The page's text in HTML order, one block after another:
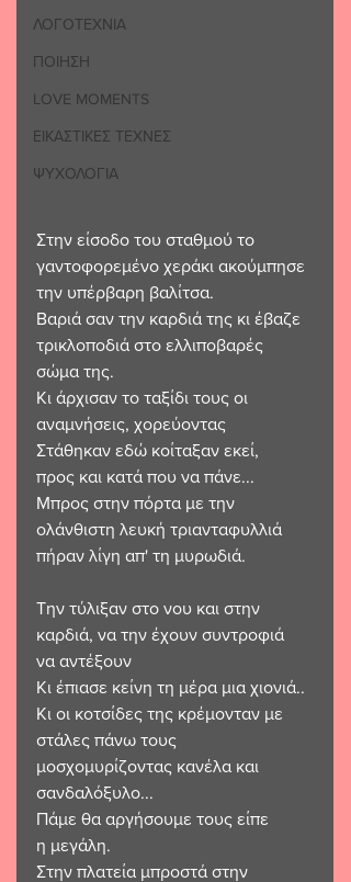
ΛΟΓΟΤΕΧΝΙΑ
ΠΟΙΗΣΗ
LOVE MOMENTS
ΕΙΚΑΣΤΙΚΕΣ ΤΕΧΝΕΣ
ΨΥΧΟΛΟΓΙΑ
Στην είσοδο του σταθμού το
γαντοφορεμένο χεράκι ακούμπησε
την υπέρβαρη βαλίτσα.
Βαριά σαν την καρδιά της κι έβαζε
τρικλοποδιά στο ελλιποβαρές
σώμα της.
Κι άρχισαν το ταξίδι τους οι
αναμνήσεις, χορεύοντας
Στάθηκαν εδώ κοίταξαν εκεί,
προς και κατά που να πάνε...
Μπρος στην πόρτα με την
ολάνθιστη λευκή τριανταφυλλιά
πήραν λίγη απ' τη μυρωδιά.
Την τύλιξαν στο νου και στην
καρδιά, να την έχουν συντροφιά
να αντέξουν
Κι έπιασε κείνη τη μέρα μια χιονιά..
Κι οι κοτσίδες της κρέμονταν με
στάλες πάνω τους
μοσχομυρίζοντας κανέλα και
σανδαλόξυλο...
Πάμε θα αργήσουμε τους είπε
η μεγάλη.
Στην πλατεία μπροστά στην